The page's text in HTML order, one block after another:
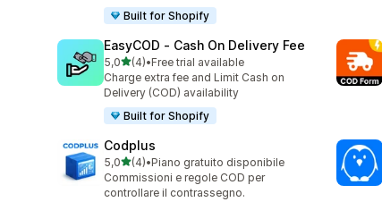
Built for Shopify
EasyCOD ‑ Cash On Delivery Fee
5,0de 5 estrelas
(4)
4 total de avaliações
•Free trial available
Charge extra fee and Limit Cash on
Delivery (COD) availability
Built for Shopify
Codplus
5,0de 5 estrelas
(4)
4 total de avaliações
•Piano gratuito disponibile
Commissioni e regole COD per
controllare il contrassegno.